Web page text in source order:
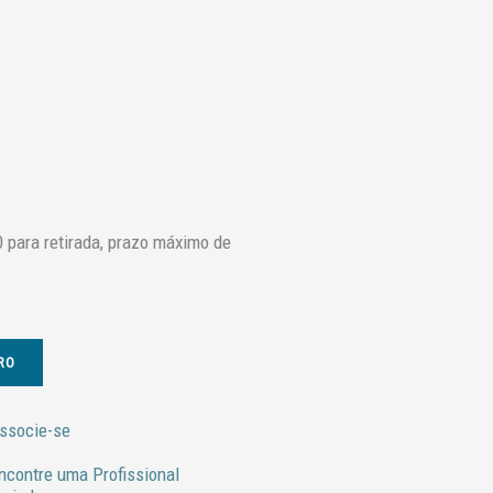
retirada, prazo máximo de
se
uma Profissional